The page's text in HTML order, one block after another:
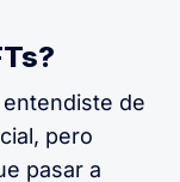
de
pero
pasar a